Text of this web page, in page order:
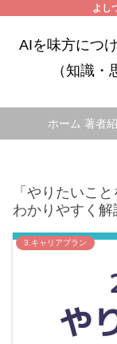
よし
AIを味方につ
（知識
ホーム 著者
「やりたいこ
わかりやすく解
3.キャリアプラン